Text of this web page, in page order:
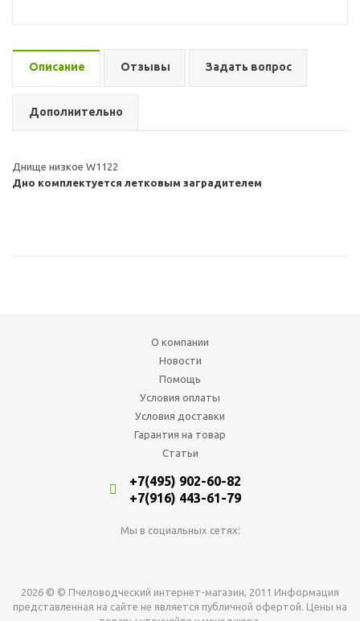
Описание Отзывы Задать вопрос
Дополнительно
Днище низкое W1122
Дно комплектуется летковым заградителем
О компании
Новости
Помощь
Условия оплаты
Условия доставки
Гарантия на товар
Статьи
+7(495) 902-60-82
+7(916) 443-61-79
Мы в социальных сетях:
2026 © © Пчеловодческий интернет-магазин, 2011 Информация
представленная на сайте не является публичной офертой. Цены на